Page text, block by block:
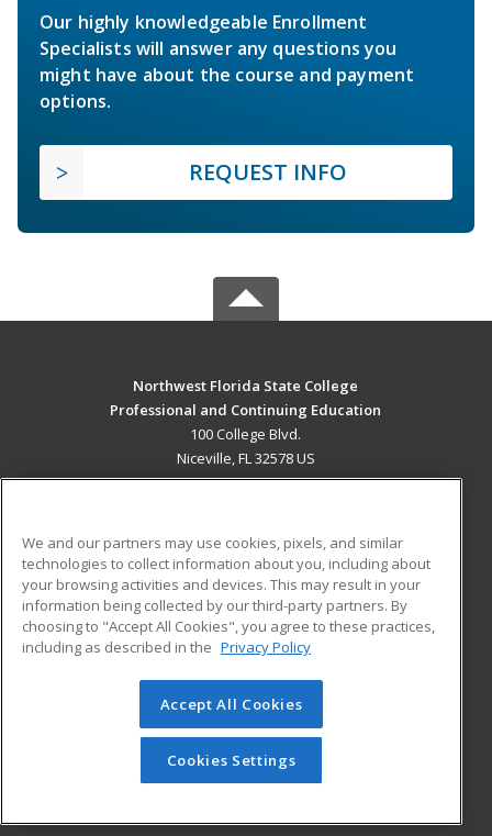
Our highly knowledgeable Enrollment
Specialists will answer any questions you
might have about the course and payment
options.
REQUEST INFO
Northwest Florida State College
Professional and Continuing Education
100 College Blvd.
Niceville, FL 32578 US
ADDITIONAL RESOURCES
Military
Financial Assistance
Help
Student Blog
© 2026 ed2go, a division of Cengage Learning. All rights
reserved. The material on this site cannot be reproduced or
redistributed unless you have obtained prior written
permission from Cengage Learning.Privacy Policy
We and our partners may use cookies, pixels, and similar
technologies to collect information about you, including about
your browsing activities and devices. This may result in your
information being collected by our third-party partners. By
choosing to "Accept All Cookies", you agree to these practices,
including as described in the Privacy Policy
Accept All Cookies
Cookies Settings